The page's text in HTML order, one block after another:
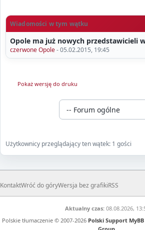
Wiadomości w tym wątku
Opole ma już nowych przedstawicieli
czerwone Opole- 05.02.2015, 19:45
Pokaż wersję do druku
Użytkownicy przeglądający ten wątek: 1 gości
KontaktWróć do góryWersja bez grafikiRSS
Aktualny czas:08.08.2026,
Polskie tłumaczenie © 2007-2026 Polski Support MyBB